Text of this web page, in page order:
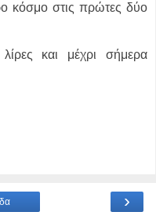
κόσμο στις πρώτες δύο
και μέχρι σήμερα
›